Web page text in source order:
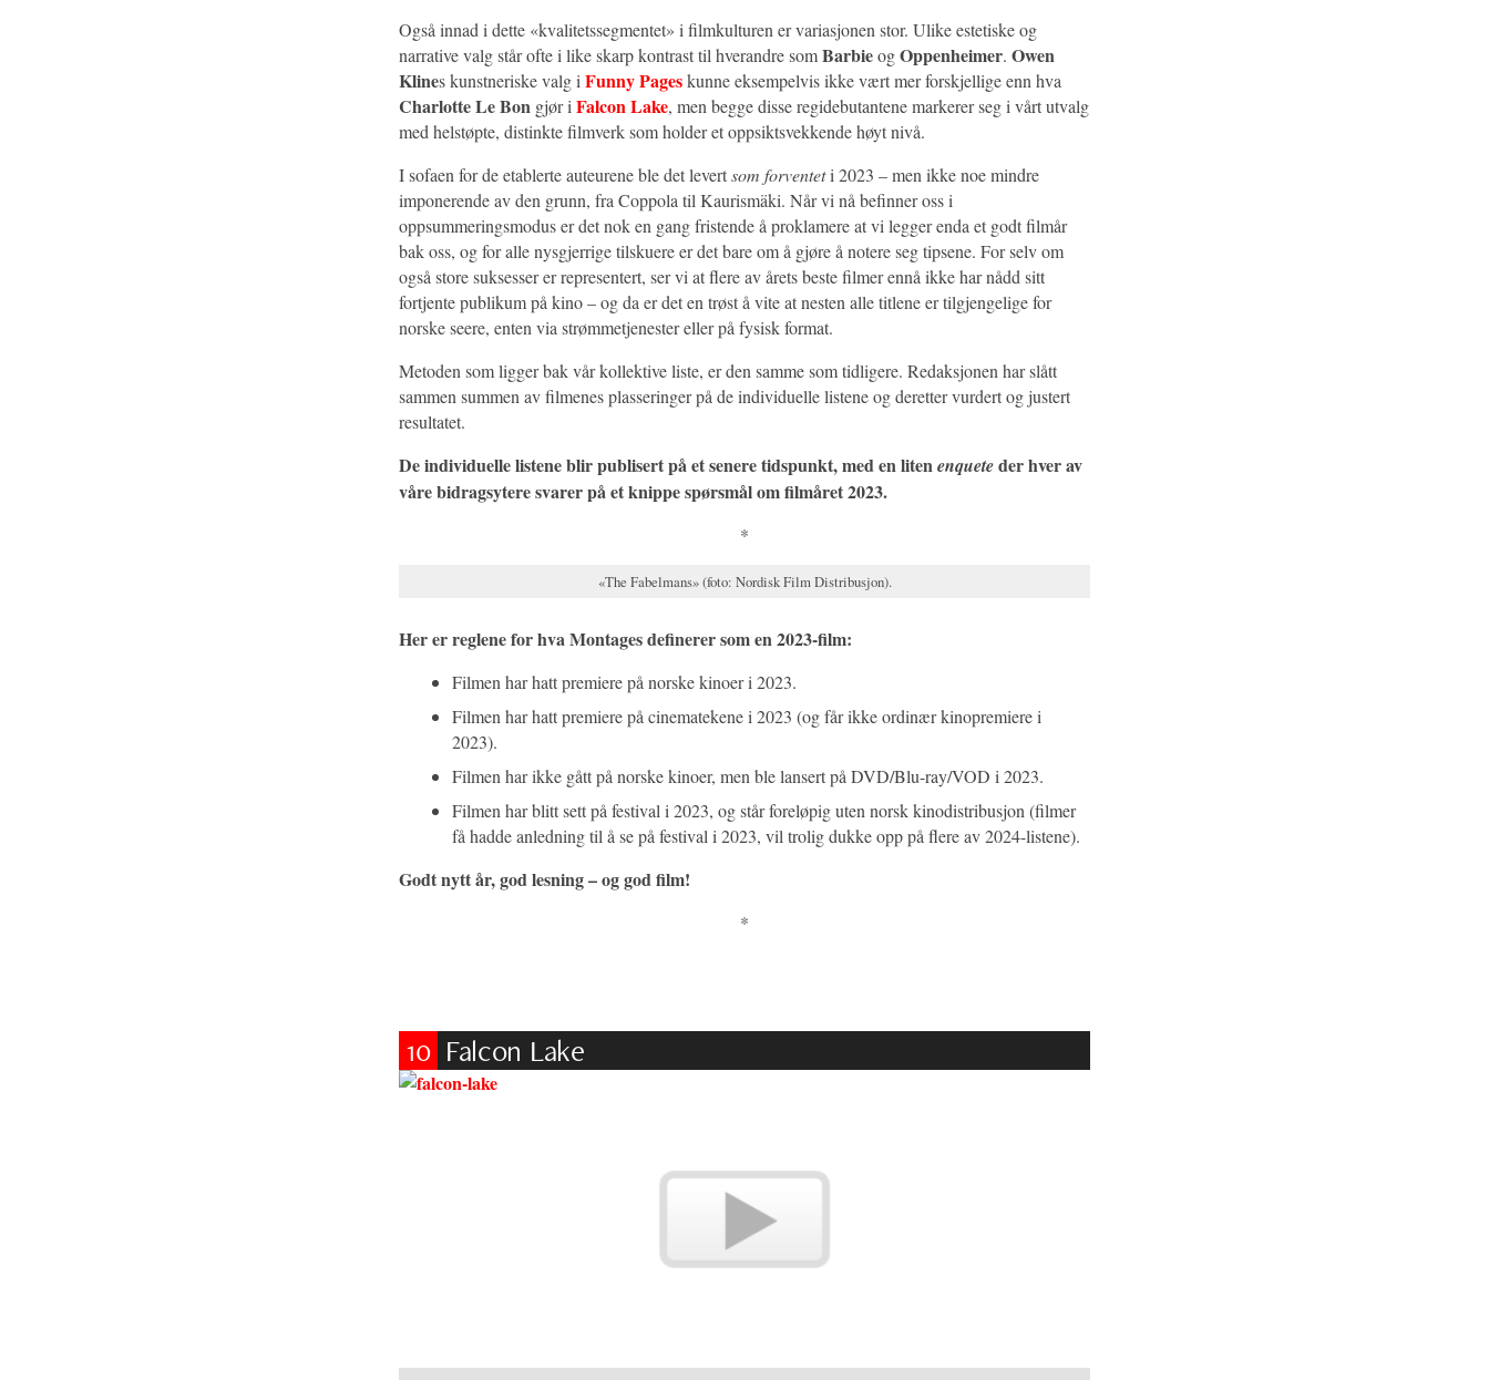
Også innad i dette «kvalitetssegmentet» i filmkulturen er variasjonen stor. Ulike estetiske og
narrative valg står ofte i like skarp kontrast til hverandre somBarbieogOppenheimer. Owen
Klines kunstneriske valg i Funny Pageskunne eksempelvis ikke vært mer forskjellige enn hva
Charlotte Le Bon gjør i Falcon Lake, men begge disse regidebutantene markerer seg i vårt utvalg
med helstøpte, distinkte filmverk som holder et oppsiktsvekkende høyt nivå.
I sofaen for de etablerte auteurene ble det levertsom forventeti 2023 – men ikke noe mindre
imponerende av den grunn, fra Coppola til Kaurismäki. Når vi nå befinner oss i
oppsummeringsmodus er det nok en gang fristende å proklamere at vi legger enda et godt filmår
bak oss, og for alle nysgjerrige tilskuere er det bare om å gjøre å notere seg tipsene. For selv om
også store suksesser er representert, ser vi at flere av årets beste filmer ennå ikke har nådd sitt
fortjente publikum på kino – og da er det en trøst å vite at nesten alle titlene er tilgjengelige for
norske seere, enten via strømmetjenester eller på fysisk format.
Metoden som ligger bak vår kollektive liste, er den samme som tidligere. Redaksjonen har slått
sammen summen av filmenes plasseringer på de individuelle listene og deretter vurdert og justert
resultatet.
De individuelle listene blir publisert på et senere tidspunkt, med en litenenqueteder hver av
våre bidragsytere svarer på et knippe spørsmål om filmåret 2023.
*
«The Fabelmans» (foto: Nordisk Film Distribusjon).
Her er reglene for hva Montages definerer som en 2023-film:
Filmen har hatt premiere på norske kinoer i 2023.
Filmen har hatt premiere på cinematekene i 2023 (og får ikke ordinær kinopremiere i
2023).
Filmen har ikke gått på norske kinoer, men ble lansert på DVD/Blu-ray/VOD i 2023.
Filmen har blitt sett på festival i 2023, og står foreløpig uten norsk kinodistribusjon (filmer
få hadde anledning til å se på festival i 2023, vil trolig dukke opp på flere av 2024-listene).
Godt nytt år, god lesning – og god film!
*
10 Falcon Lake